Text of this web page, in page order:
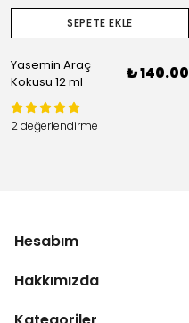
SEPETE EKLE
Yasemin Araç
Kokusu 12 ml
₺ 140.00
2 değerlendirme
Hesabım
Hakkımızda